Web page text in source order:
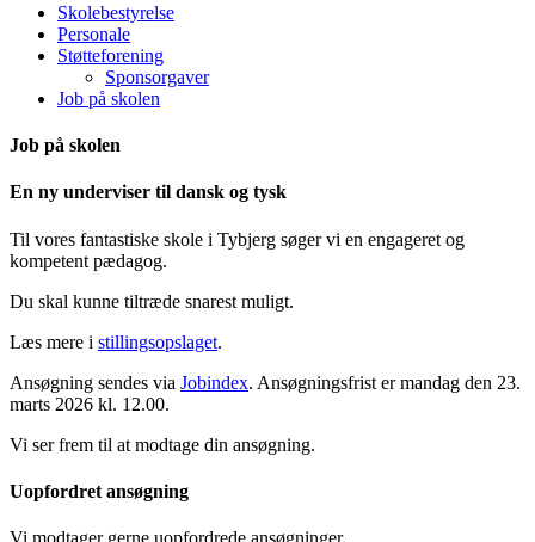
Skolebestyrelse
Personale
Støtteforening
Sponsorgaver
Job på skolen
Job på skolen
En ny underviser til dansk og tysk
Til vores fantastiske skole i Tybjerg søger vi en engageret og
kompetent pædagog.
Du skal kunne tiltræde snarest muligt.
Læs mere i stillingsopslaget.
Ansøgning sendes via Jobindex. Ansøgningsfrist er mandag den 23.
marts 2026 kl. 12.00.
Vi ser frem til at modtage din ansøgning.
Uopfordret ansøgning